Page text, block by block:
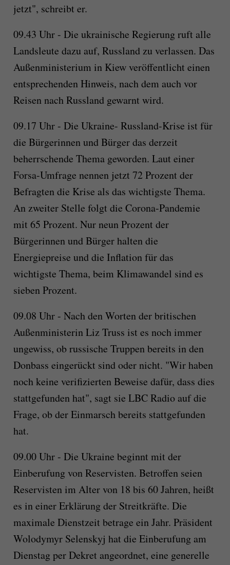
jetzt", schreibt er.
09.43 Uhr - Die ukrainische Regierung ruft alle
Landsleute dazu auf, Russland zu verlassen. Das
Außenministerium in Kiew veröffentlicht einen
entsprechenden Hinweis, nach dem auch vor
Reisen nach Russland gewarnt wird.
09.17 Uhr - Die Ukraine- Russland-Krise ist für
die Bürgerinnen und Bürger das derzeit
beherrschende Thema geworden. Laut einer
Forsa-Umfrage nennen jetzt 72 Prozent der
Befragten die Krise als das wichtigste Thema.
An zweiter Stelle folgt die Corona-Pandemie
mit 65 Prozent. Nur neun Prozent der
Bürgerinnen und Bürger halten die
Energiepreise und die Inflation für das
wichtigste Thema, beim Klimawandel sind es
sieben Prozent.
09.08 Uhr - Nach den Worten der britischen
Außenministerin Liz Truss ist es noch immer
ungewiss, ob russische Truppen bereits in den
Donbass eingerückt sind oder nicht. "Wir haben
noch keine verifizierten Beweise dafür, dass dies
stattgefunden hat", sagt sie LBC Radio auf die
Frage, ob der Einmarsch bereits stattgefunden
hat.
09.00 Uhr - Die Ukraine beginnt mit der
Einberufung von Reservisten. Betroffen seien
Reservisten im Alter von 18 bis 60 Jahren, heißt
es in einer Erklärung der Streitkräfte. Die
maximale Dienstzeit betrage ein Jahr. Präsident
Wolodymyr Selenskyj hat die Einberufung am
Dienstag per Dekret angeordnet, eine generelle